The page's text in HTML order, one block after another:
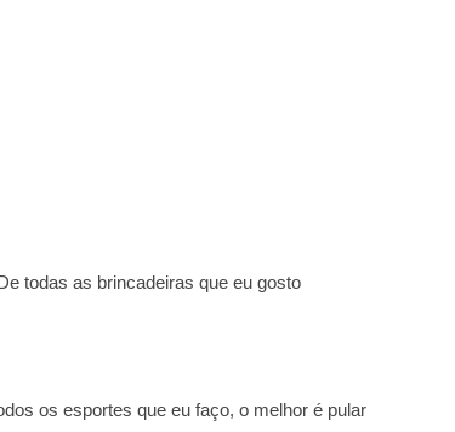
todas as brincadeiras que eu gosto
os esportes que eu faço, o melhor é pular